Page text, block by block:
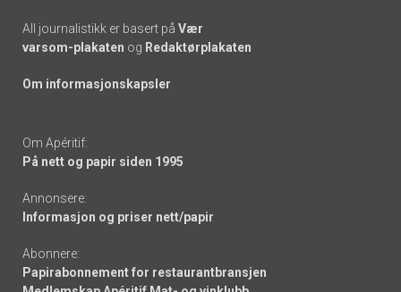
All journalistikk er basert på Vær
varsom-plakaten og Redaktørplakaten
Om informasjonskapsler
Om Apéritif:
På nett og papir siden 1995
Annonsere:
Informasjon og priser nett/papir
Abonnere:
Papirabonnement for restaurantbransjen